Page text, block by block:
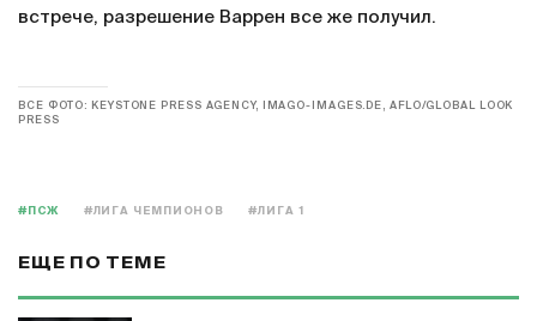
встрече, разрешение Варрен все же получил.
ВСЕ ФОТО: KEYSTONE PRESS AGENCY, IMAGO-IMAGES.DE, AFLO/GLOBAL LOOK
PRESS
#ПСЖ #ЛИГА ЧЕМПИОНОВ #ЛИГА 1
ЕЩЕ ПО ТЕМЕ